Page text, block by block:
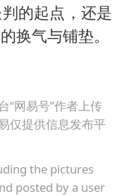
的起点，还是
换气与铺垫。
“网易号”作者上传
仅提供信息发布平
the pictures
posted by a user